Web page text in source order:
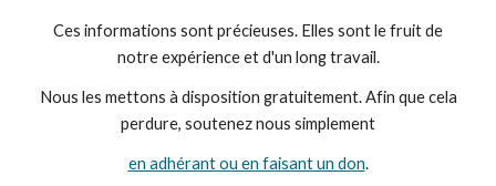
Ces informations sont précieuses. Elles sont le fruit de
notre expérience et d'un long travail.
Nous les mettons à disposition gratuitement. Afin que cela
perdure, soutenez nous simplement
en adhérant ou en faisant un don.